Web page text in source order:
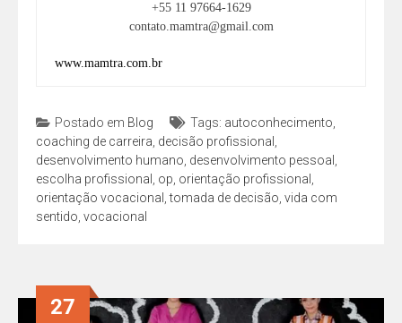
+55 11 97664-1629
contato.mamtra@gmail.com
www.mamtra.com.br
Postado em Blog Tags: autoconhecimento
coaching de carreira decisão profissional
desenvolvimento humano desenvolvimento pessoal
escolha profissional
op orientação profissional
orientação vocacional ,tomada de decisão vida com
sentido vocacional
27